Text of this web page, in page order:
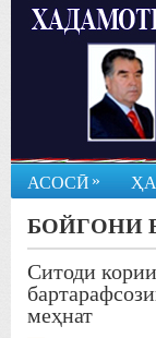
АСОСӢ »
БОЙГОНИ
Ситоди
меҳнат